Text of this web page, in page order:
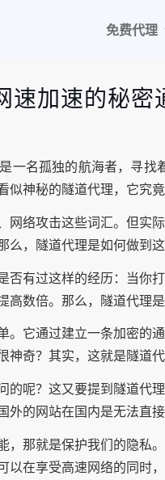
免费代理
速加速的秘
一名孤独的航海者，寻
似神秘的隧道代理，它究
网络攻击这些词汇。但实
么，隧道代理是如何做到
否有过这样的经历：当你
高数倍。那么，隧道代理
。它通过建立一条加密的
神奇？其实，这就是隧道
的呢？这又要提到隧道
外的网站在国内是无法直
，那就是保护我们的隐私
以在享受高速网络的同时